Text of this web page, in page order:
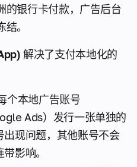
的银行卡付款，广告后台
。
解决了支付本地化的
个本地广告账号
Ads）发行一张单独的
现问题，其他账号不会
影响。